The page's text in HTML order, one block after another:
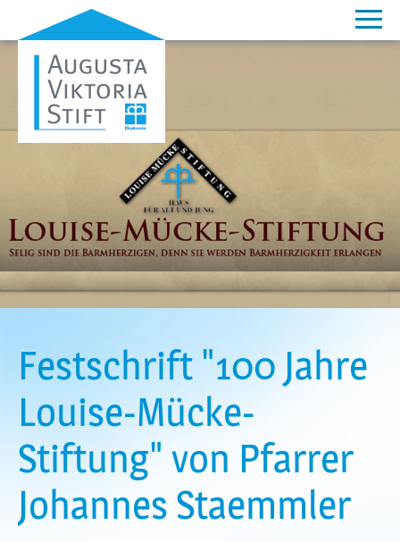
Festschrift "100 Jahre
Louise-Mücke-
Stiftung" von Pfarrer
Johannes Staemmler